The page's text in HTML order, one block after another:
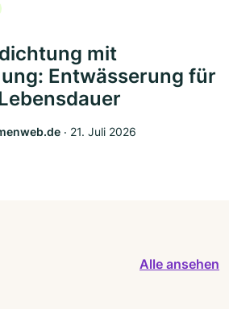
mit
Entwässerung für
‧ 21. Juli 2026
Alle ansehen